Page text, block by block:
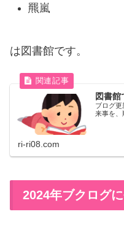
羆嵐
は図書館です。
図書館
ブログ
来事を、
ri-ri08.com
2024年ブクログ